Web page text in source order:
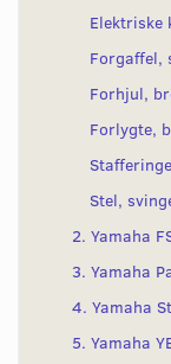
Elektriske
Forgaffel,
Forhjul,
Forlygte,
Stel,
2. Yamaha
3. Yamaha
4. Yamaha
5. Yamaha